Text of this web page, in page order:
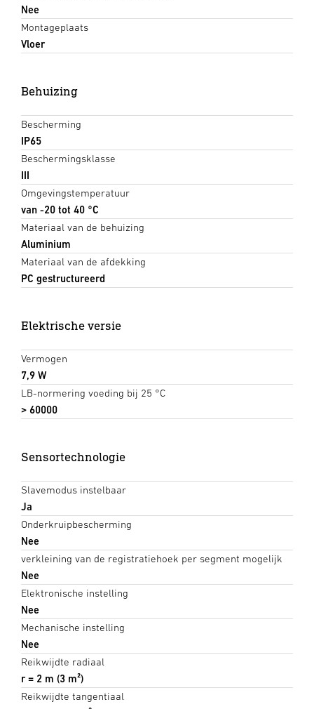
Nee
Montageplaats
Vloer
Behuizing
Bescherming
IP65
Beschermingsklasse
III
Omgevingstemperatuur
van -20 tot 40 °C
Materiaal van de behuizing
Aluminium
Materiaal van de afdekking
PC gestructureerd
Elektrische versie
Vermogen
7,9 W
LB-normering voeding bij 25 °C
> 60000
Sensortechnologie
Slavemodus instelbaar
Ja
Onderkruipbescherming
Nee
verkleining van de registratiehoek per segment mogelijk
Nee
Elektronische instelling
Nee
Mechanische instelling
Nee
Reikwijdte radiaal
r = 2 m (3 m²)
Reikwijdte tangentiaal